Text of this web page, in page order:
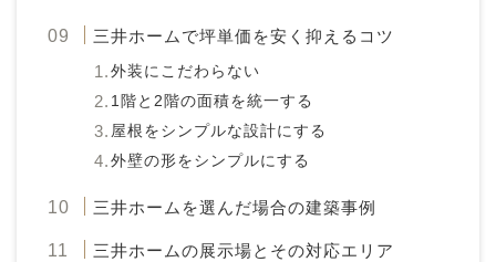
三井ホームで坪単価を安く抑えるコツ
外装にこだわらない
1階と2階の面積を統一する
屋根をシンプルな設計にする
外壁の形をシンプルにする
三井ホームを選んだ場合の建築事例
三井ホームの展示場とその対応エリア